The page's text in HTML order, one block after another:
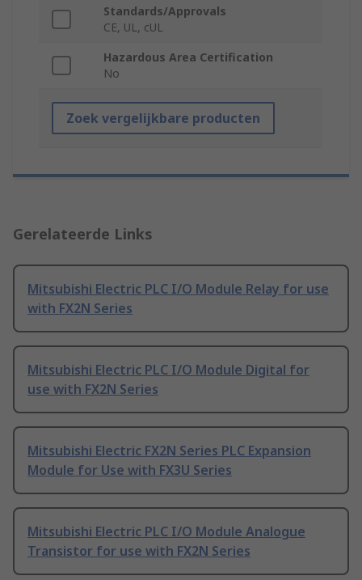
Standards/Approvals
CE, UL, cUL
Hazardous Area Certification
No
Zoek vergelijkbare producten
Gerelateerde Links
Mitsubishi Electric PLC I/O Module Relay for use
with FX2N Series
Mitsubishi Electric PLC I/O Module Digital for
use with FX2N Series
Mitsubishi Electric FX2N Series PLC Expansion
Module for Use with FX3U Series
Mitsubishi Electric PLC I/O Module Analogue
Transistor for use with FX2N Series